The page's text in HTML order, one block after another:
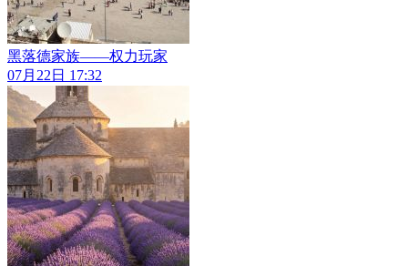
黑落德家族——权力玩家
07月22日 17:32